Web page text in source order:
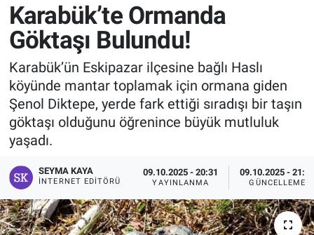
Karabük’te Ormanda
Göktaşı Bulundu!
Karabük’ün Eskipazar ilçesine bağlı Haslı
köyünde mantar toplamak için ormana giden
Şenol Diktepe, yerde fark ettiği sıradışı bir taşın
göktaşı olduğunu öğrenince büyük mutluluk
yaşadı.
SEYMA KAYA
İNTERNET EDITÖRÜ
09.10.2025 - 20:31
YAYINLANMA
09.10.2025 -
GÜNCELLEME
Çaycuma
Devrek
Kilimli
Asayiş
Spor
Resmi İlan
Zonguldak Namaz Vakitleri
Zonguldak Trafik Yoğunluk Haritası
Süper Lig Puan Durumu ve Fikstür
Tüm Manşetler
Son Dakika Haberleri
Haber Arşivi